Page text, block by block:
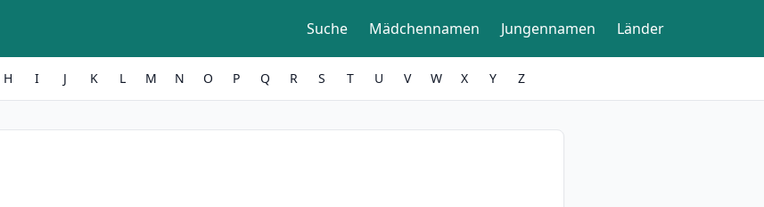
Suche Mädchennamen Jungennamen Länder
H I J K L M N O P Q R S T U V W X Y Z